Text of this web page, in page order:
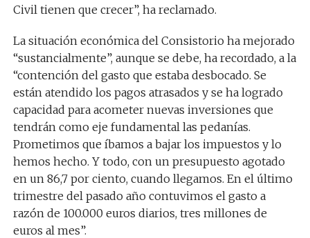
Civil tienen que crecer”, ha reclamado.
La situación económica del Consistorio ha mejorado
“sustancialmente”, aunque se debe, ha recordado, a la
“contención del gasto que estaba desbocado. Se
están atendido los pagos atrasados y se ha logrado
capacidad para acometer nuevas inversiones que
tendrán como eje fundamental las pedanías.
Prometimos que íbamos a bajar los impuestos y lo
hemos hecho. Y todo, con un presupuesto agotado
en un 86,7 por ciento, cuando llegamos. En el último
trimestre del pasado año contuvimos el gasto a
razón de 100.000 euros diarios, tres millones de
euros al mes”.